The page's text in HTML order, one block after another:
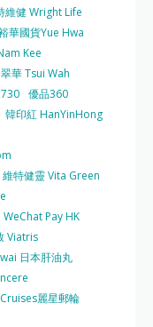
維健 Wright Life
華國貨Yue Hwa
Kee
翠華 Tsui Wah
優品360
韓印紅 HanYinHong
維特健靈 Vita Green
WeChat Pay HK
Viatris
日本肝油丸
麗星郵輪